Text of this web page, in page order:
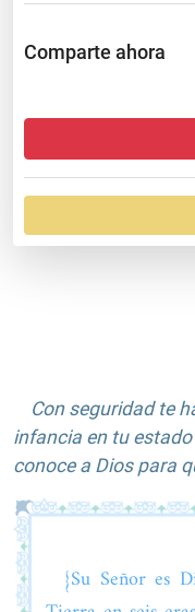
Comparte ahora
Con seguridad te
infancia en tu
conoce a Dios para
{Su Señor es